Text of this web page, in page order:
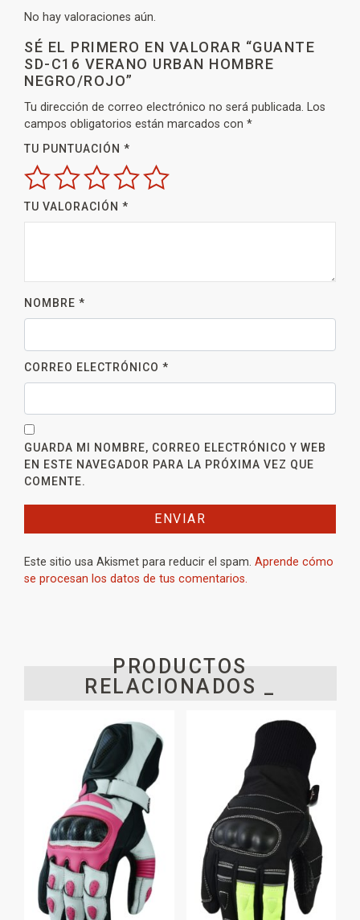
No hay valoraciones aún.
SÉ EL PRIMERO EN VALORAR “GUANTE
SD-C16 VERANO URBAN HOMBRE
NEGRO/ROJO”
Tu dirección de correo electrónico no será publicada. Los
campos obligatorios están marcados con *
TU PUNTUACIÓN *
TU VALORACIÓN *
NOMBRE *
CORREO ELECTRÓNICO *
GUARDA MI NOMBRE, CORREO ELECTRÓNICO Y WEB
EN ESTE NAVEGADOR PARA LA PRÓXIMA VEZ QUE
COMENTE.
Este sitio usa Akismet para reducir el spam. Aprende cómo
se procesan los datos de tus comentarios.
PRODUCTOS
RELACIONADOS _